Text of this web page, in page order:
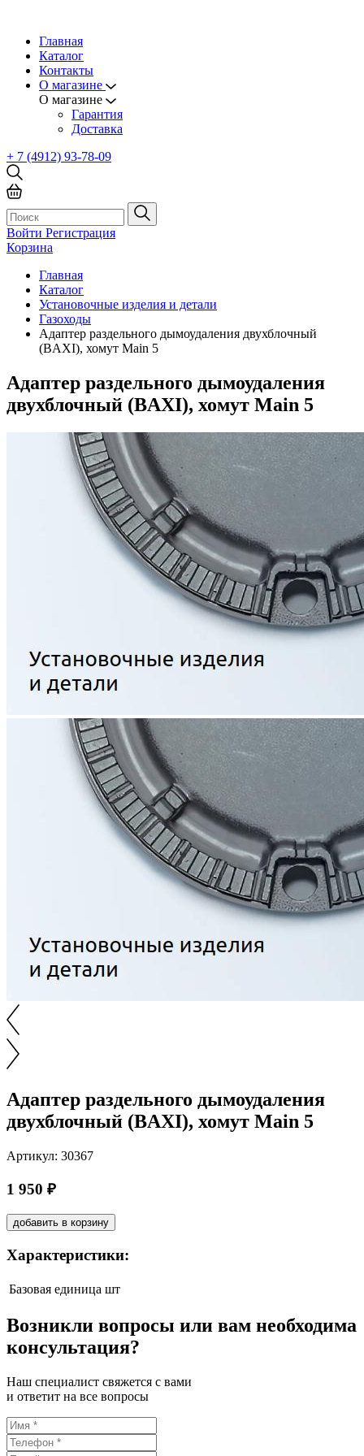
Главная
Каталог
Контакты
О магазине
О магазине
Гарантия
Доставка
+ 7 (4912) 93-78-09
Войти Регистрация
Корзина
Главная
Каталог
Установочные изделия и детали
Газоходы
Адаптер раздельного дымоудаления двухблочный
(BAXI), хомут Main 5
Адаптер раздельного дымоудаления
двухблочный (BAXI), хомут Main 5
Адаптер раздельного дымоудаления
двухблочный (BAXI), хомут Main 5
Артикул: 30367
1 950 ₽
добавить в корзину
Характеристики:
Базовая единица шт
Возникли вопросы или вам необходима
консультация?
Наш специалист свяжется с вами
и ответит на все вопросы